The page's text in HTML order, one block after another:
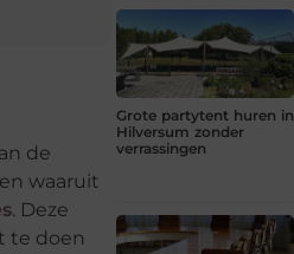
de
waaruit
. Deze
te doen
Grote partytent huren in
Hilversum zonder
verrassingen